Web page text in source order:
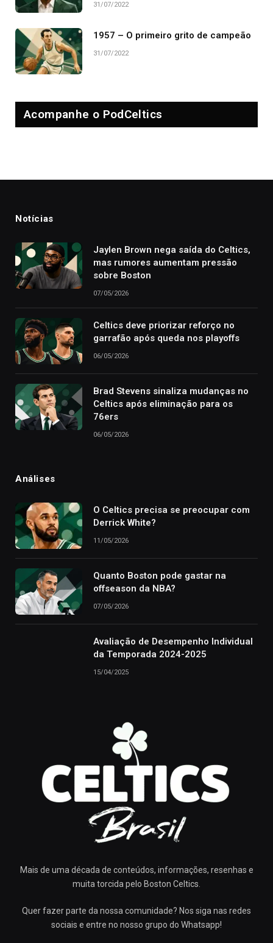
31/07/2022
1957 – O primeiro grito de campeão
31/07/2022
Acompanhe o PodCeltics
Notícias
Jaylen Brown nega saída do Celtics,
mas rumores aumentam pressão
sobre Boston
07/05/2026
Celtics deve priorizar reforço no
garrafão após queda nos playoffs
06/05/2026
Brad Stevens sinaliza mudanças no
Celtics após eliminação para os
76ers
06/05/2026
Análises
O Celtics precisa se preocupar com
Derrick White?
11/05/2026
Quanto Boston pode gastar na
offseason da NBA?
07/05/2026
Avaliação de Desempenho Individual
da Temporada 2024-2025
15/04/2025
Mais de uma década de conteúdos, informações, resenhas e
muita torcida pelo Boston Celtics.
Quer fazer parte da nossa comunidade? Nos siga nas redes
sociais e entre no nosso grupo do Whatsapp!